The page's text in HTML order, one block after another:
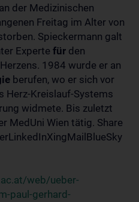
an der Medizinischen
Freitag im Alter von
Spieckermann galt
Experte für den
1984 wurde er an
berufen, wo er sich vor
Herz-Kreislauf-Systems
widmete. Bis zuletzt
MedUni Wien tätig. Share
web/ueber-
paul-gerhard-